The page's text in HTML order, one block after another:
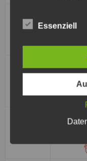
2019
1. Juni
MBV
MSC
Essenziell